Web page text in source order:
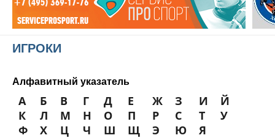
ИГРОКИ
Алфавитный указатель
А Б В Г Д Е Ж З И
Й
К
Л М Н О П Р С Т
У
Ф
Х Ц Ч Ш Щ Э Ю Я